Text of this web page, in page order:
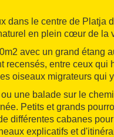
dans le centre de Platja
en plein cœur de la
avec un grand étang
recensés, entre ceux qui
oiseaux migrateurs qui
une balade sur le
Petits et grands
différentes cabanes
explicatifs et